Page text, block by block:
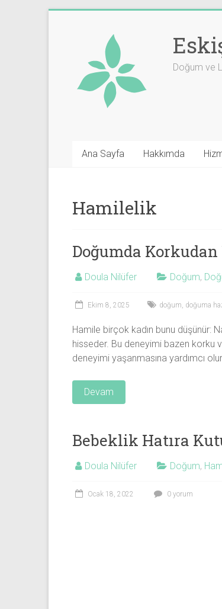
Doğum ve
Ana Sayfa Hakkımda
Hamilelik
Doğumda
Doula Nilüfer Doğum,
Ekim 8, 2025 doğum, doğuma
Hamile birçok kadın bunu düşünür:
hisseder. Bu deneyimi bazen korku
deneyimi yaşanmasına yardımcı
Devam
Bebeklik Hatıra
Doula Nilüfer Doğum,
Ocak 18, 2022 0 yorum